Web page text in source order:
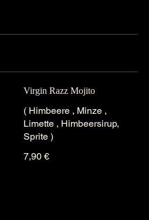
Virgin Razz Mojito
( Himbeere , Minze ,
Limette , Himbeersirup,
Sprite )
7,90 €